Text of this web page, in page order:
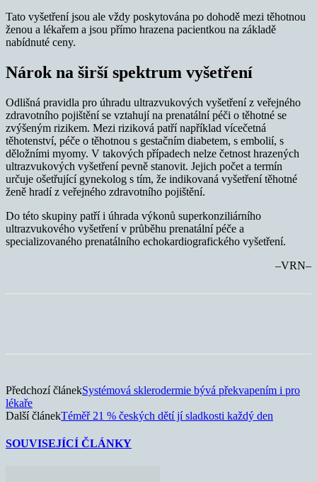
Tato vyšetření jsou ale vždy poskytována po dohodě mezi těhotnou
ženou a lékařem a jsou přímo hrazena pacientkou na základě
nabídnuté ceny.
Nárok na širší spektrum vyšetření
Odlišná pravidla pro úhradu ultrazvukových vyšetření z veřejného
zdravotního pojištění se vztahují na prenatální péči o těhotné se
zvýšeným rizikem. Mezi riziková patří například vícečetná
těhotenství, péče o těhotnou s gestačním diabetem, s embolií, s
děložními myomy. V takových případech nelze četnost hrazených
ultrazvukových vyšetření pevně stanovit. Jejich počet a termín
určuje ošetřující gynekolog s tím, že indikovaná vyšetření těhotné
ženě hradí z veřejného zdravotního pojištění.
Do této skupiny patří i úhrada výkonů superkonziliárního
ultrazvukového vyšetření v průběhu prenatální péče a
specializovaného prenatálního echokardiografického vyšetření.
–VRN–
Předchozí článekSystémová sklerodermie bývá překvapením i pro
lékaře
Další článekTéměř 21 % českých dětí jí sladkosti každý den
SOUVISEJÍCÍ ČLÁNKY